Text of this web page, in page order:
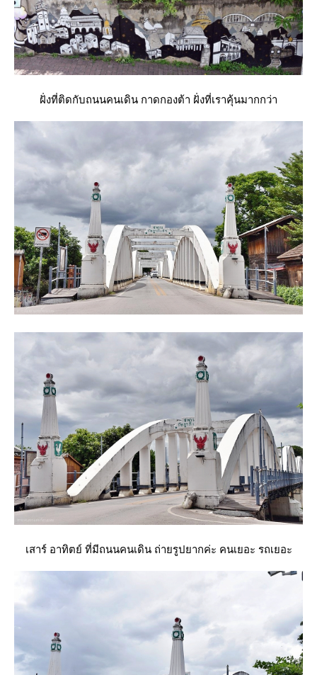
ฝั่งที่ติดกับถนนคนเดิน กาดกองต้า ฝั่งที่เราคุ้นมากกว่า
เสาร์ อาทิตย์ ที่มีถนนคนเดิน ถ่ายรูปยากค่ะ คนเยอะ รถเยอะ